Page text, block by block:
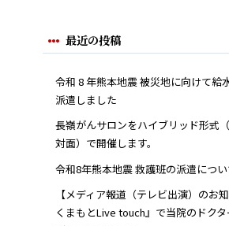
最近の投稿
令和 8 年熊本地震 被災地に向けて給
派遣しました
長嶺がんサロンをハイブリッド形式
対面）で開催します。
令和8年熊本地震 救護班の派遣につ
【メディア報道（テレビ出演）のお
くまもとLive touch』で当院のドク